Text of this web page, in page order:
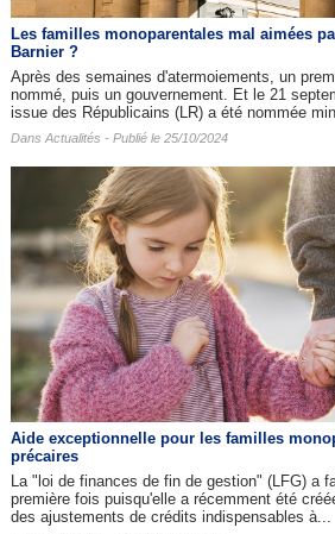
Les familles monoparentales mal aimées
Barnier ?
Après des semaines d'atermoiements, un
nommé, puis un gouvernement. Et le 21
issue des Républicains (LR) a été nommée
Dans Actualités - Publié le 25/10/2024
Aide exceptionnelle pour les familles
précaires
La "loi de finances de fin de gestion" (LFG) a
première fois puisqu'elle a récemment été
des ajustements de crédits indispensables à...